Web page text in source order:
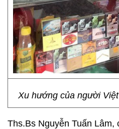
Xu hướng của người
Ths.Bs Nguyễn Tuấn